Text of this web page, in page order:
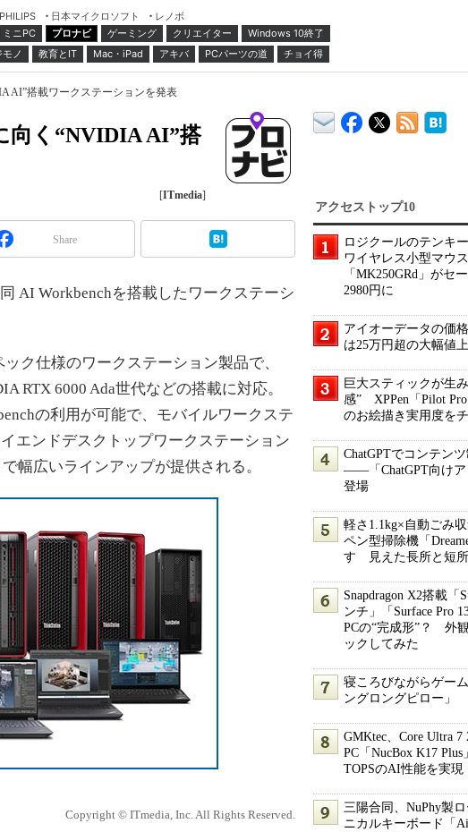
PHILIPS 日本マイクロソフト
レノボ
ミニPC プロナビ ゲーミング クリエイター
Windows 10終了
ノ 教育とIT Mac・iPad アキバ PCパーツの道 チョイ得
AI”搭載ワークステーションを発表
向く“NVIDIA AI”搭
[ITmedia]
Share
AI Workbenchを搭載したワークステーシ
ク仕様のワークステーション製品で、
RTX 6000 Ada世代などの搭載に対応。
の利用が可能で、モバイルワークステ
エンドデスクトップワークステーション
幅広いラインアップが提供される。
Copyright © ITmedia, Inc. All Rights Reserved.
アクセストップ10
ロジクールのテンキ
ワイヤレス小型マウ
「MK250GRd」がセ
2980円に
アイオーデータの価
は25万円超の大幅値
巨大スティックが生
感” XPPen「Pilot Pro
のお絵描き実用度を
ChatGPTでコンテン
――「ChatGPT向けア
登場
軽さ1.1kg×自動ごみ
ペン型掃除機「
す 見えた長所と短所
Snapdragon X2搭載「
ンチ」「Surface Pro
PCの“完成形”？ 外
ックしてみた
寝ころびながらゲー
ングロングピロー」
GMKtec、Core Ultra
PC「NucBox K17
TOPSのAI性能を実現
三陽合同、NuPhy製
ニカルキーボード「